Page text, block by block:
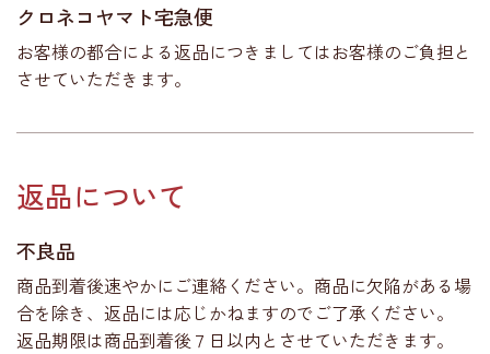
クロネコヤマト宅急便
お客様の都合による返品につきましてはお客様のご負担と
させていただきます。
返品について
不良品
商品到着後速やかにご連絡ください。商品に欠陥がある場
合を除き、返品には応じかねますのでご了承ください。
返品期限は商品到着後７日以内とさせていただきます。